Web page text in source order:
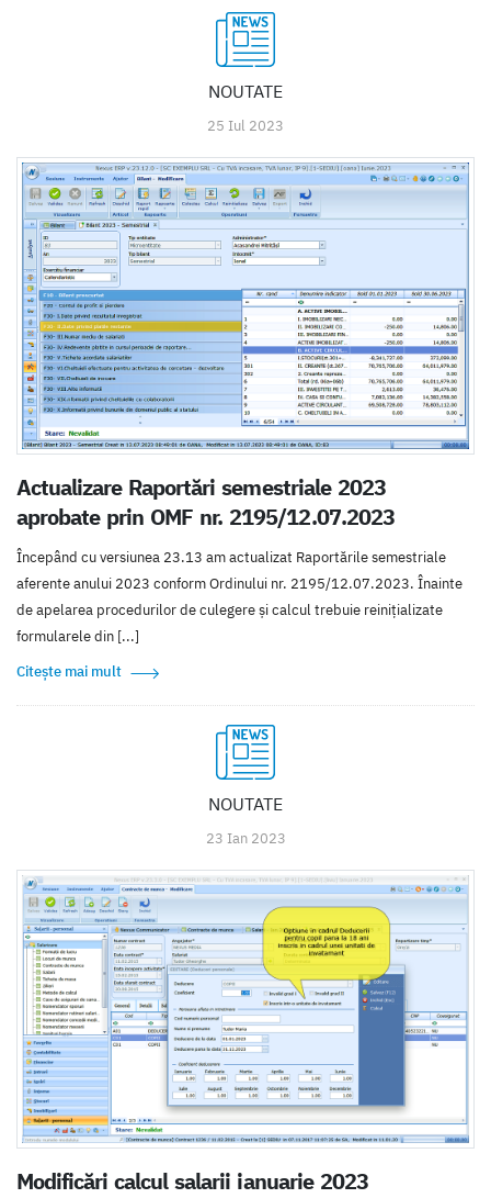
NOUTATE
25 Iul 2023
Actualizare Raportări semestriale 2023
aprobate prin OMF nr. 2195/12.07.2023
Începând cu versiunea 23.13 am actualizat Raportările semestriale
aferente anului 2023 conform Ordinului nr. 2195/12.07.2023. Înainte
de apelarea procedurilor de culegere și calcul trebuie reinițializate
formularele din [...]
Citește mai mult
NOUTATE
23 Ian 2023
Modificări calcul salarii ianuarie 2023